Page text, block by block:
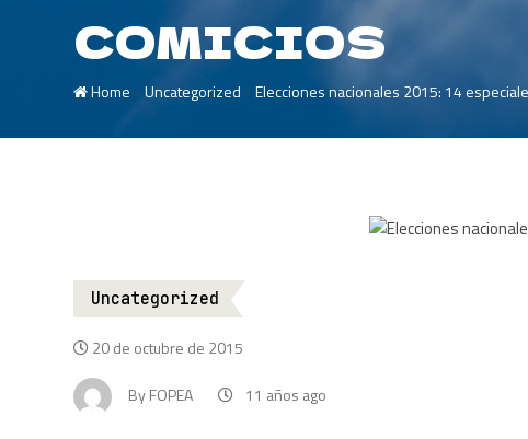
COMICIOS
Home -Uncategorized -Elecciones nacionales 2015: 14
Uncategorized
20 de octubre de 2015
ByFOPEA 11 años ago